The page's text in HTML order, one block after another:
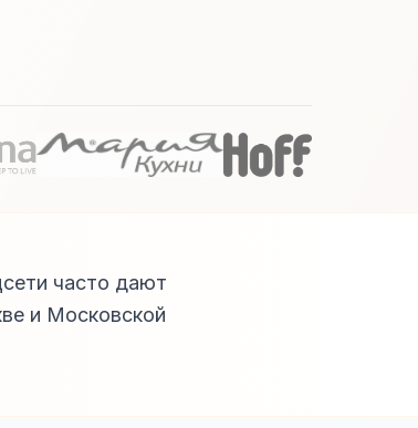
часто дают
и Московской